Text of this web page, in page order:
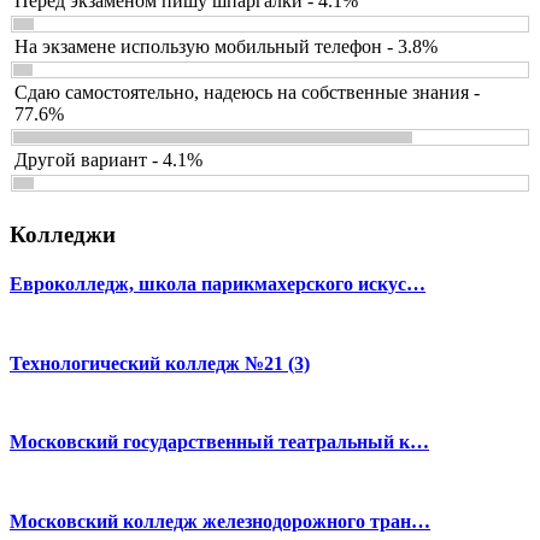
На экзамене использую мобильный телефон - 3.8%
Сдаю самостоятельно, надеюсь на собственные знания -
77.6%
Другой вариант - 4.1%
Колледжи
Евроколледж, школа парикмахерского искус…
Технологический колледж №21 (3)
Московский государственный театральный к…
Московский колледж железнодорожного тран…